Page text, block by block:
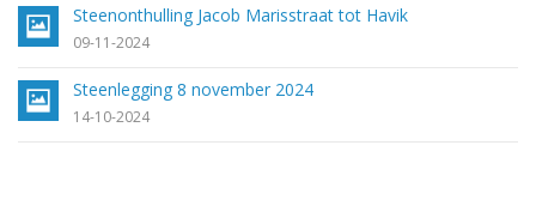
Steenonthulling Jacob Marisstraat tot Havik
09-11-2024
Steenlegging 8 november 2024
14-10-2024